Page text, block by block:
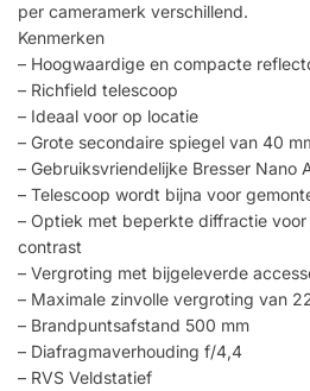
per cameramerk verschillend.
Kenmerken
– Hoogwaardige en compacte
– Richfield telescoop
– Ideaal voor op locatie
– Grote secondaire spiegel van 40
– Gebruiksvriendelijke Bresser Nano
– Telescoop wordt bijna voor
– Optiek met beperkte diffractie
contrast
– Vergroting met bijgeleverde
– Maximale zinvolle vergroting van
– Brandpuntsafstand 500 mm
– Diafragmaverhouding f/4,4
– RVS Veldstatief